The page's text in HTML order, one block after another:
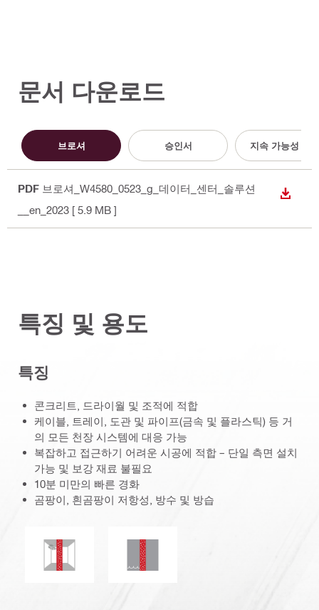
문서 다운로드
브로셔 승인서 지속 가능성 문
PDF 브로셔_W4580_0523_g_데이터_센터_솔루션
__en_2023 [ 5.9 MB ]
다운로
특징 및 용도
특징
콘크리트, 드라이월 및 조적에 적합
케이블, 트레이, 도관 및 파이프(금속 및 플라스틱) 등 거
의 모든 천장 시스템에 대응 가능
복잡하고 접근하기 어려운 시공에 적합 – 단일 측면 설치
가능 및 보강 재료 불필요
10분 미만의 빠른 경화
곰팡이, 흰곰팡이 저항성, 방수 및 방습
곰팡이 및 흰곰팡이 저항성
수밀성